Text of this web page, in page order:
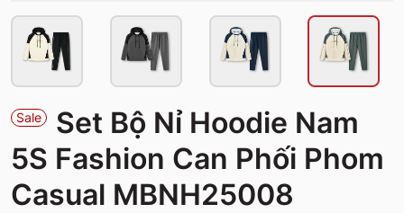
Sale
Set Bộ Nỉ Hoodie Nam
5S Fashion Can Phối Phom
Casual MBNH25008